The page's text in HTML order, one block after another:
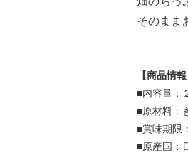
そのまま
【商品情報
■内容量：
■原材料：
■賞味期限
■原産国：